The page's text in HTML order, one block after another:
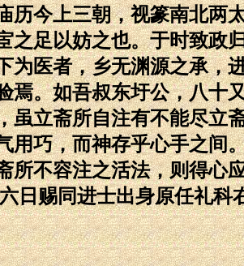
今上三朝，视篆南北两
足以妨之也。于时致政
医者，乡无渊源之承，
。如吾叔东圩公，八十
立斋所自注有不能尽立
巧，而神存乎心手之间
不容注之活法，则得心
日赐同进士出身原任礼科